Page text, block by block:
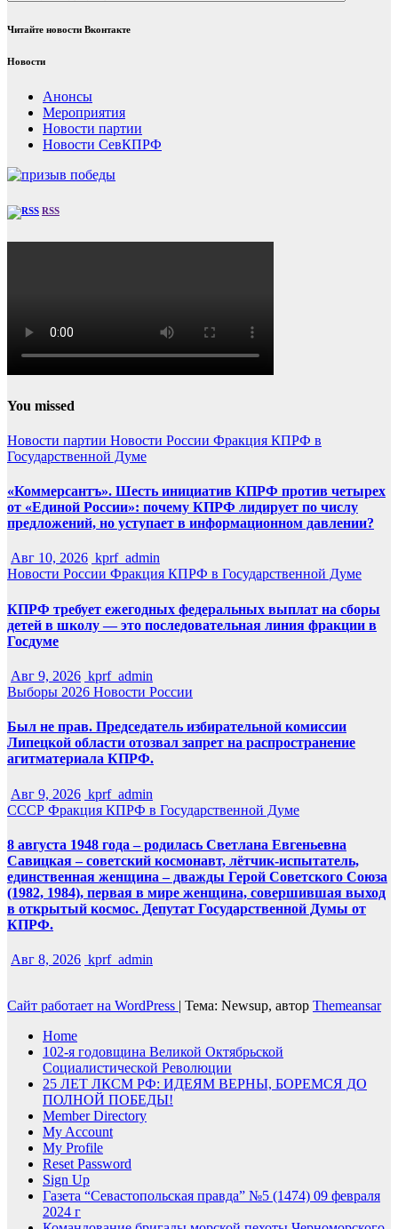
Читайте новости Вконтакте
Новости
Анонсы
Мероприятия
Новости партии
Новости СевКПРФ
RSS
You missed
Новости партии Новости России Фракция КПРФ в
Государственной Думе
«Коммерсантъ». Шесть инициатив КПРФ против четырех
от «Единой России»: почему КПРФ лидирует по числу
предложений, но уступает в информационном давлении?
Авг 10, 2026 kprf_admin
Новости России Фракция КПРФ в Государственной Думе
КПРФ требует ежегодных федеральных выплат на сборы
детей в школу — это последовательная линия фракции в
Госдуме
Авг 9, 2026 kprf_admin
Выборы 2026 Новости России
Был не прав. Председатель избирательной комиссии
Липецкой области отозвал запрет на распространение
агитматериала КПРФ.
Авг 9, 2026 kprf_admin
СССР Фракция КПРФ в Государственной Думе
8 августа 1948 года – родилась Светлана Евгеньевна
Савицкая – советский космонавт, лётчик-испытатель,
единственная женщина – дважды Герой Советского Союза
(1982, 1984), первая в мире женщина, совершившая выход
в открытый космос. Депутат Государственной Думы от
КПРФ.
Авг 8, 2026 kprf_admin
Сайт работает на WordPress | Тема: Newsup, автор Themeansar
Home
102-я годовщина Великой Октябрьской
Социалистической Революции
25 ЛЕТ ЛКСМ РФ: ИДЕЯМ ВЕРНЫ, БОРЕМСЯ ДО
ПОЛНОЙ ПОБЕДЫ!
Member Directory
My Account
My Profile
Reset Password
Sign Up
Газета “Севастопольская правда” №5 (1474) 09 февраля
2024 г